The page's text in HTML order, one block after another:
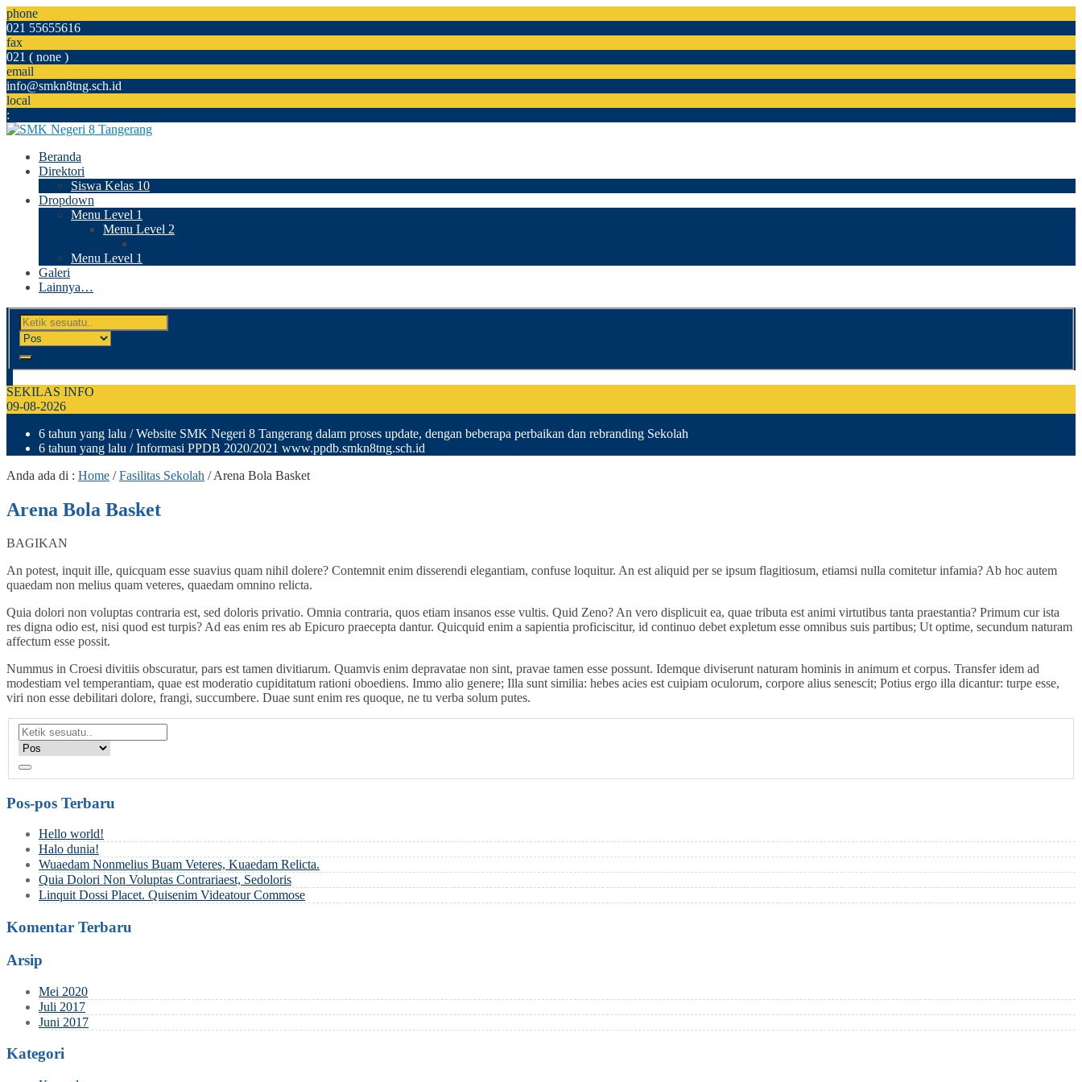
phone
021 55655616
fax
021 ( none )
email
info@smkn8tng.sch.id
local
:
Beranda
Direktori
Siswa Kelas 10
Dropdown
Menu Level 1
Menu Level 2
Menu Level 1
Galeri
Lainnya…
SEKILAS INFO
09-08-2026
6 tahun yang lalu / Website SMK Negeri 8 Tangerang dalam proses update, dengan beberapa perbaikan dan rebranding Sekolah
6 tahun yang lalu / Informasi PPDB 2020/2021 www.ppdb.smkn8tng.sch.id
Anda ada di : Home /Fasilitas Sekolah /Arena Bola Basket
Arena Bola Basket
BAGIKAN
An potest, inquit ille, quicquam esse suavius quam nihil dolere? Contemnit enim disserendi elegantiam, confuse loquitur. An est aliquid per se ipsum flagitiosum, etiamsi nulla comitetur infamia? Ab hoc autem
quaedam non melius quam veteres, quaedam omnino relicta.
Quia dolori non voluptas contraria est, sed doloris privatio. Omnia contraria, quos etiam insanos esse vultis. Quid Zeno? An vero displicuit ea, quae tributa est animi virtutibus tanta praestantia? Primum cur ista
res digna odio est, nisi quod est turpis? Ad eas enim res ab Epicuro praecepta dantur. Quicquid enim a sapientia proficiscitur, id continuo debet expletum esse omnibus suis partibus; Ut optime, secundum naturam
affectum esse possit.
Nummus in Croesi divitiis obscuratur, pars est tamen divitiarum. Quamvis enim depravatae non sint, pravae tamen esse possunt. Idemque diviserunt naturam hominis in animum et corpus. Transfer idem ad
modestiam vel temperantiam, quae est moderatio cupiditatum rationi oboediens. Immo alio genere; Illa sunt similia: hebes acies est cuipiam oculorum, corpore alius senescit; Potius ergo illa dicantur: turpe esse,
viri non esse debilitari dolore, frangi, succumbere. Duae sunt enim res quoque, ne tu verba solum putes.
Pos-pos Terbaru
Hello world!
Halo dunia!
Wuaedam Nonmelius Buam Veteres, Kuaedam Relicta.
Quia Dolori Non Voluptas Contrariaest, Sedoloris
Linquit Dossi Placet. Quisenim Videatour Commose
Komentar Terbaru
Arsip
Mei 2020
Juli 2017
Juni 2017
Kategori